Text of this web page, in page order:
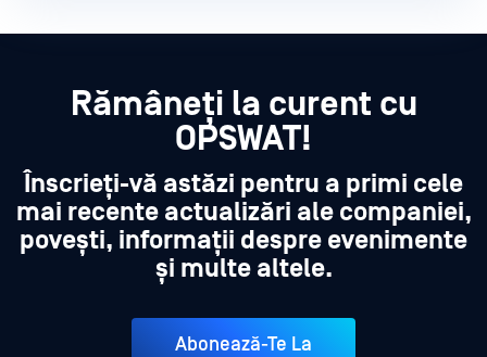
Rămâneți la curent cu
OPSWAT!
Înscrieți-vă astăzi pentru a primi cele
mai recente actualizări ale companiei,
povești, informații despre evenimente
și multe altele.
Abonează-Te La